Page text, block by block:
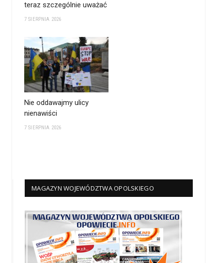
teraz szczególnie uważać
7 SIERPNIA 2026
Nie oddawajmy ulicy
nienawiści
7 SIERPNIA 2026
MAGAZYN WOJEWÓDZTWA OPOLSKIEGO